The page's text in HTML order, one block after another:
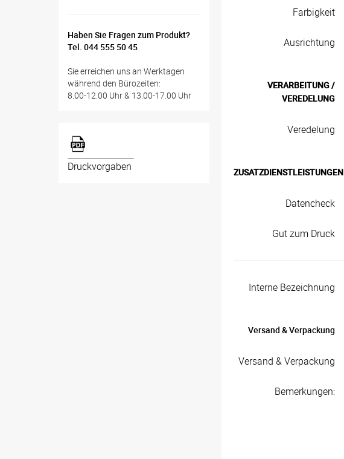
Haben Sie Fragen zum Produkt?
Tel. 044 555 50 45
Sie erreichen uns an Werktagen
während den Bürozeiten:
8.00-12.00 Uhr & 13.00-17.00 Uhr
Druckvorgaben
Farbigkeit
Ausrichtung
VERARBEITUNG /
VEREDELUNG
Veredelung
ZUSATZDIENSTLEISTUNGEN
Datencheck
Gut zum Druck
Interne Bezeichnung
Versand & Verpackung
Versand & Verpackung
Bemerkungen: